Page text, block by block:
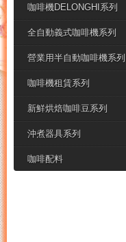
咖啡機DELONGHI系列
全自動義式咖啡機系列
營業用半自動咖啡機系列
咖啡機租賃系列
新鮮烘焙咖啡豆系列
沖煮器具系列
咖啡配料